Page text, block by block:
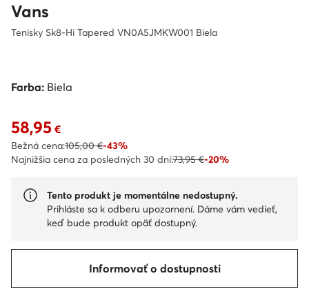
Vans
Tenisky Sk8-Hi Tapered VN0A5JMKW001 Biela
Farba: Biela
Aktuálna cena 58,95 €
58,95 €
Bežná cena:105,00 €-43%
Najnižšia cena za posledných 30 dní:73,95 €-20%
Tento produkt je momentálne nedostupný.
Prihláste sa k odberu upozornení. Dáme vám vedieť,
keď bude produkt opäť dostupný.
Informovať o dostupnosti